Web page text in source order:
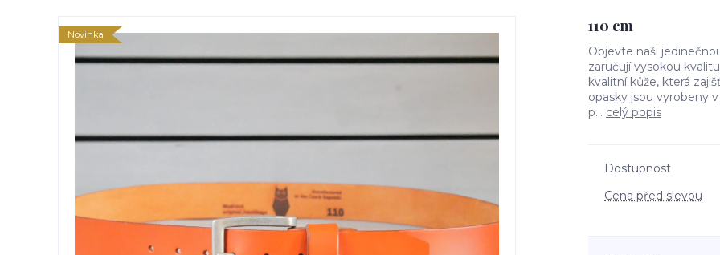
Novinka 110 cm
Objevte naši
zaručují vysokou
kvalitní kůže, která
opasky jsou vyrobeny
p... celý popis
Dostupnost
Cena před slevou